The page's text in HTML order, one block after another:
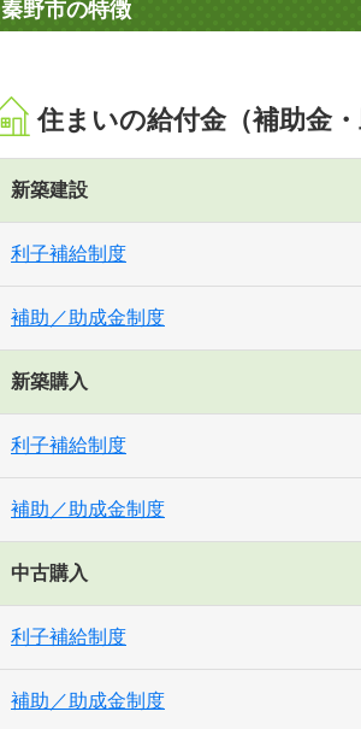
秦野市の特徴
住まいの給付金（補助金・
新築建設
利子補給制度
補助／助成金制度
新築購入
利子補給制度
補助／助成金制度
中古購入
利子補給制度
補助／助成金制度